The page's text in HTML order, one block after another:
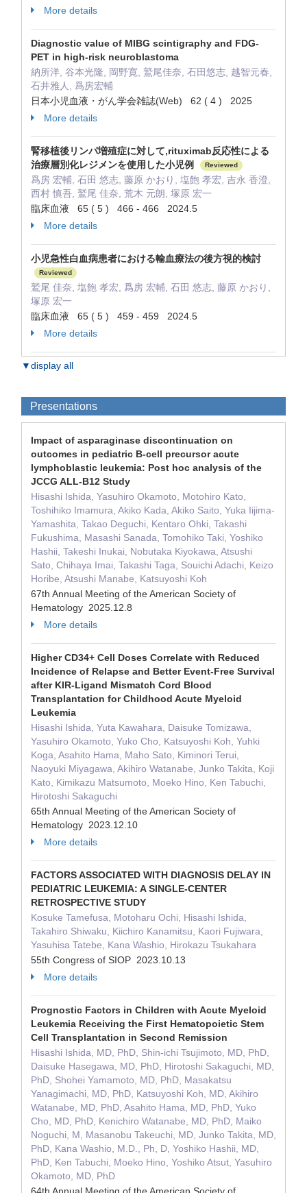
More details
Diagnostic value of MIBG scintigraphy and FDG-
PET in high-risk neuroblastoma
納所洋, 谷本光隆, 岡野寛, 鷲尾佳奈, 石田悠志, 越智元春,
石井雅人, 爲房宏輔
日本小児血液・がん学会雑誌(Web) 62 ( 4 ) 2025
More details
腎移植後リンパ増殖症に対して,rituximab反応性による
治療層別化レジメンを使用した小児例
Reviewed
爲房 宏輔, 石田 悠志, 藤原 かおり, 塩飽 孝宏, 吉永 香澄,
西村 慎吾, 鷲尾 佳奈, 荒木 元朗, 塚原 宏一
臨床血液 65 ( 5 ) 466 - 466 2024.5
More details
小児急性白血病患者における輸血療法の後方視的検討
Reviewed
鷲尾 佳奈, 塩飽 孝宏, 爲房 宏輔, 石田 悠志, 藤原 かおり,
塚原 宏一
臨床血液 65 ( 5 ) 459 - 459 2024.5
More details
▼display all
Presentations
Impact of asparaginase discontinuation on
outcomes in pediatric B-cell precursor acute
lymphoblastic leukemia: Post hoc analysis of the
JCCG ALL-B12 Study
Hisashi Ishida, Yasuhiro Okamoto, Motohiro Kato,
Toshihiko Imamura, Akiko Kada, Akiko Saito, Yuka Iijima-
Yamashita, Takao Deguchi, Kentaro Ohki, Takashi
Fukushima, Masashi Sanada, Tomohiko Taki, Yoshiko
Hashii, Takeshi Inukai, Nobutaka Kiyokawa, Atsushi
Sato, Chihaya Imai, Takashi Taga, Souichi Adachi, Keizo
Horibe, Atsushi Manabe, Katsuyoshi Koh
67th Annual Meeting of the American Society of
Hematology 2025.12.8
More details
Higher CD34+ Cell Doses Correlate with Reduced
Incidence of Relapse and Better Event-Free Survival
after KIR-Ligand Mismatch Cord Blood
Transplantation for Childhood Acute Myeloid
Leukemia
Hisashi Ishida, Yuta Kawahara, Daisuke Tomizawa,
Yasuhiro Okamoto, Yuko Cho, Katsuyoshi Koh, Yuhki
Koga, Asahito Hama, Maho Sato, Kiminori Terui,
Naoyuki Miyagawa, Akihiro Watanabe, Junko Takita, Koji
Kato, Kimikazu Matsumoto, Moeko Hino, Ken Tabuchi,
Hirotoshi Sakaguchi
65th Annual Meeting of the American Society of
Hematology 2023.12.10
More details
FACTORS ASSOCIATED WITH DIAGNOSIS DELAY IN
PEDIATRIC LEUKEMIA: A SINGLE-CENTER
RETROSPECTIVE STUDY
Kosuke Tamefusa, Motoharu Ochi, Hisashi Ishida,
Takahiro Shiwaku, Kiichiro Kanamitsu, Kaori Fujiwara,
Yasuhisa Tatebe, Kana Washio, Hirokazu Tsukahara
55th Congress of SIOP 2023.10.13
More details
Prognostic Factors in Children with Acute Myeloid
Leukemia Receiving the First Hematopoietic Stem
Cell Transplantation in Second Remission
Hisashi Ishida, MD, PhD, Shin-ichi Tsujimoto, MD, PhD,
Daisuke Hasegawa, MD, PhD, Hirotoshi Sakaguchi, MD,
PhD, Shohei Yamamoto, MD, PhD, Masakatsu
Yanagimachi, MD, PhD, Katsuyoshi Koh, MD, Akihiro
Watanabe, MD, PhD, Asahito Hama, MD, PhD, Yuko
Cho, MD, PhD, Kenichiro Watanabe, MD, PhD, Maiko
Noguchi, M, Masanobu Takeuchi, MD, Junko Takita, MD,
PhD, Kana Washio, M.D., Ph, D, Yoshiko Hashii, MD,
PhD, Ken Tabuchi, Moeko Hino, Yoshiko Atsut, Yasuhiro
Okamoto, MD, PhD